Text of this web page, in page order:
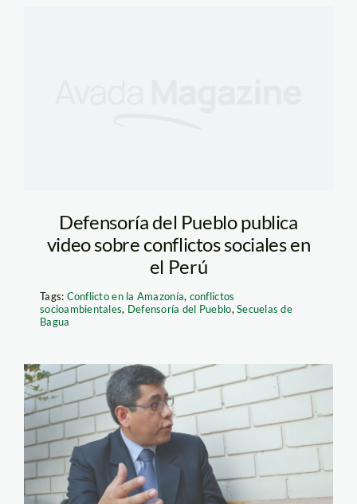
Defensoría del Pueblo publica
video sobre conflictos sociales en
el Perú
Tags: Conflicto en la Amazonía, conflictos
socioambientales, Defensoría del Pueblo,Secuelas de
Bagua
lanegra_spda